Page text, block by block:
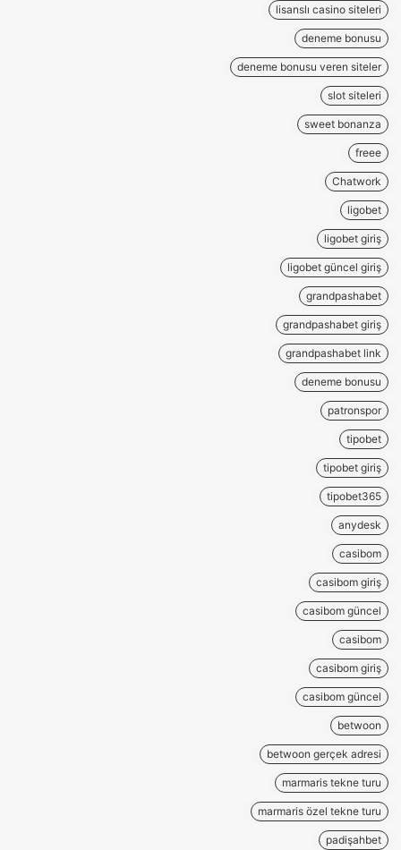
lisanslı casino siteleri
deneme bonusu
deneme bonusu veren siteler
slot siteleri
sweet bonanza
freee
Chatwork
ligobet
ligobet giriş
ligobet güncel giriş
grandpashabet
grandpashabet giriş
grandpashabet link
deneme bonusu
patronspor
tipobet
tipobet giriş
tipobet365
anydesk
casibom
casibom giriş
casibom güncel
casibom
casibom giriş
casibom güncel
betwoon
betwoon gerçek adresi
marmaris tekne turu
marmaris özel tekne turu
padişahbet